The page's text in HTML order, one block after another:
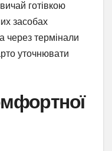
готівкою
засобах
через термінали
уточнювати